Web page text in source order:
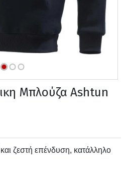
Μπλούζα Ashtun
ζεστή επένδυση, κατάλληλο